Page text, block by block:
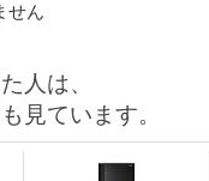
せん
人は、
見ています。